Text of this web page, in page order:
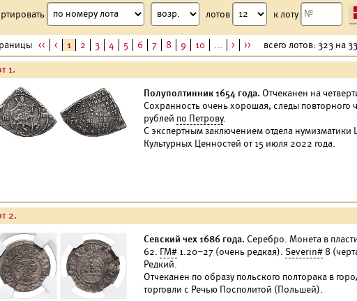
лотов к лоту
<< < 1 2 3 4 5 6 7 8 9 10 ... > >> всего лотов: 323 на
1.
Полуполтинник 1654 года. Отчеканен на
Сохранность очень хорошая, следы повторного
рублей по Петрову.
С экспертным заключением отдела нумизматики
Культурных Ценностей от 15 июля 2022 года.
2.
Севский чех 1686 года. Серебро. Монета в
62. ГМ# 1.20–27 (очень редкая). Severin# 8
Редкий.
Отчеканен по образу польского полторака в
торговли с Речью Посполитой (Польшей).